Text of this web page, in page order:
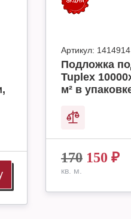
Артикул: 1414914
Подложка
Tuplex
м² в
170 150 ₽
кв. м.